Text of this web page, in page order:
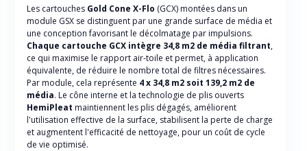
Les cartouches Gold Cone X-Flo (GCX) montées dans un
module GSX se distinguent par une grande surface de média et
une conception favorisant le décolmatage par impulsions.
Chaque cartouche GCX intègre 34,8 m2 de média filtrant,
ce qui maximise le rapport air-toile et permet, à application
équivalente, de réduire le nombre total de filtres nécessaires.
Par module, cela représente 4 x 34,8 m2 soit 139,2 m2 de
média. Le cône interne et la technologie de plis ouverts
HemiPleat maintiennent les plis dégagés, améliorent
l'utilisation effective de la surface, stabilisent la perte de charge
et augmentent l'efficacité de nettoyage, pour un coût de cycle
de vie optimisé.